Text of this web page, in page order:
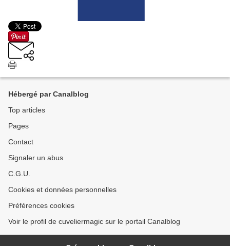
Hébergé par Canalblog
Top articles
Pages
Contact
Signaler un abus
C.G.U.
Cookies et données personnelles
Préférences cookies
Voir le profil de cuveliermagic sur le portail Canalblog